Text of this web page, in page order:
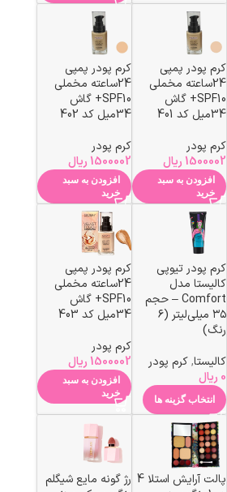
کرم پودر پمپی
24ساعته مخملی
SPF10+ گاش
34میل کد 401
کرم پودر
1500002 ریال
افزودن به سبد
خرید
کرم پودر پمپی
24ساعته مخملی
SPF10+ گاش
34میل کد 402
کرم پودر
1500002 ریال
افزودن به سبد
خرید
کرم پودر تیوپی
کالیستا مدل
Comfort – حجم
۳۵ میلی‌لیتر (۶
رنگ)
کالیستا,کرم پودر
0 ریال
انتخاب گزینه ها
کرم پودر پمپی
24ساعته مخملی
SPF10+ گاش
34میل کد 403
کرم پودر
1500002 ریال
افزودن به سبد
خرید
پالت آرایش استلا 4 رژ گونه مایع شیگلم